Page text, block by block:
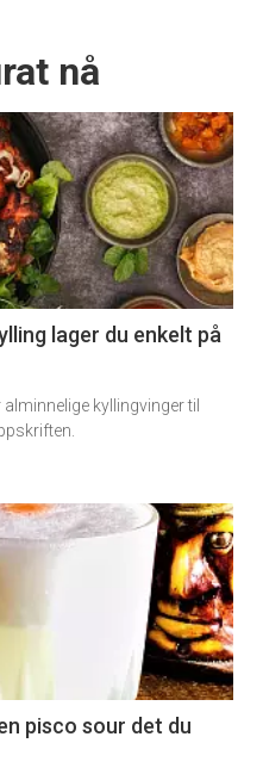
nå
lager du enkelt på
kyllingvinger til
pisco sour det du